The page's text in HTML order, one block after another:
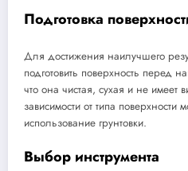
Подготовка
Для достижения наилучшего
подготовить поверхность перед
что она чистая, сухая и не
зависимости от типа поверхности
использование грунтовки.
Выбор инструмента